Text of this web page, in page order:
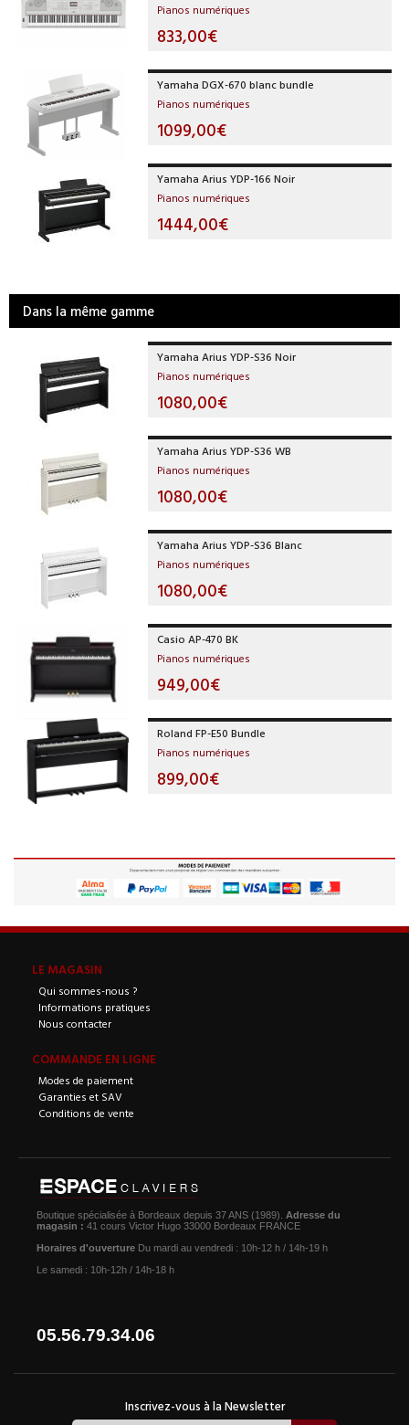
Pianos numériques
833,00€
Yamaha DGX-670 blanc bundle
Pianos numériques
1099,00€
Yamaha Arius YDP-166 Noir
Pianos numériques
1444,00€
Dans la même gamme
Yamaha Arius YDP-S36 Noir
Pianos numériques
1080,00€
Yamaha Arius YDP-S36 WB
Pianos numériques
1080,00€
Yamaha Arius YDP-S36 Blanc
Pianos numériques
1080,00€
Casio AP-470 BK
Pianos numériques
949,00€
Roland FP-E50 Bundle
Pianos numériques
899,00€
LE MAGASIN
Qui sommes-nous ?
Informations pratiques
Nous contacter
COMMANDE EN LIGNE
Modes de paiement
Garanties et SAV
Conditions de vente
Boutique spécialisée à Bordeaux depuis 37 ANS (1989). Adresse du
magasin : 41 cours Victor Hugo 33000 Bordeaux FRANCE
Horaires d'ouverture Du mardi au vendredi : 10h-12 h / 14h-19 h
Le samedi : 10h-12h / 14h-18 h
05.56.79.34.06